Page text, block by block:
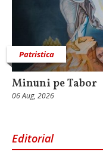
Patristica
Minuni pe Tabor
06 Aug, 2026
Editorial